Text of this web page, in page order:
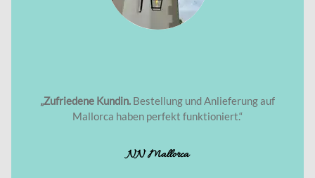
„Zufriedene Kundin. Bestellung und Anlieferung auf
Mallorca haben perfekt funktioniert.“
NN Mallorca